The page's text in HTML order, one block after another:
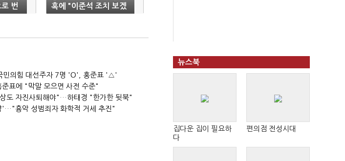
번
혹에 "이준석 조치 보겠
다"
의힘 대선주자 7명 'O', 홍준표 '△'
표에 "막말 모으면 사전 수준"
도 자진사퇴해야"…하태경 "한가한 뒷북"
'…"흉악 성범죄자 화학적 거세 추진"
뉴스북
집다운 집이 필요하
다
편의점 전성시대